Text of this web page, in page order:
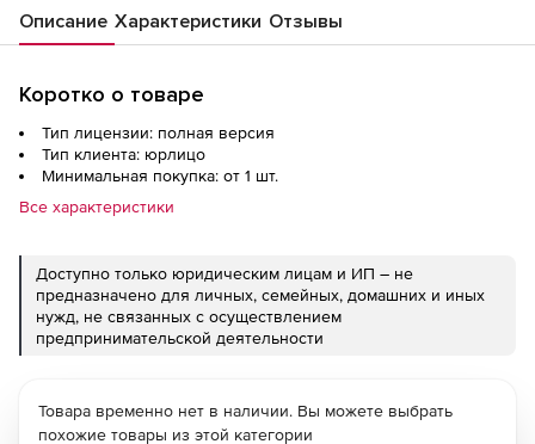
Описание Характеристики Отзывы
Коротко о товаре
Тип лицензии: полная версия
Тип клиента: юрлицо
Минимальная покупка: от 1 шт.
Все характеристики
Доступно только юридическим лицам и ИП – не
предназначено для личных, семейных, домашних и иных
нужд, не связанных с осуществлением
предпринимательской деятельности
Товара временно нет в наличии. Вы можете выбрать
похожие товары из этой категории